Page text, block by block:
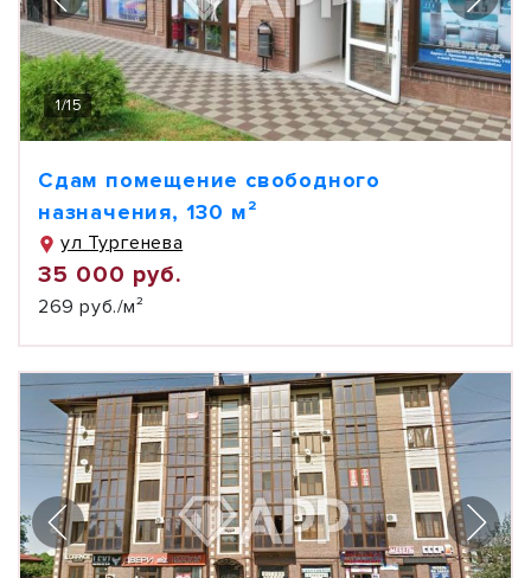
1/15
Сдам помещение свободного
назначения, 130 м²
ул Тургенева
35 000 руб.
269 руб./м²